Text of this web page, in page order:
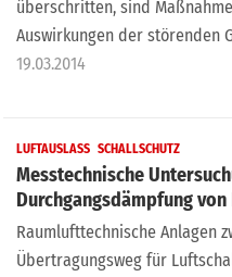
überschritten, sind
Auswirkungen der störenden
19.03.2014
LUFTAUSLASS SCHALLSCHUTZ
Messtechnische
Durchgangsdämpfung
Raumlufttechnische Anlagen
Übertragungsweg für